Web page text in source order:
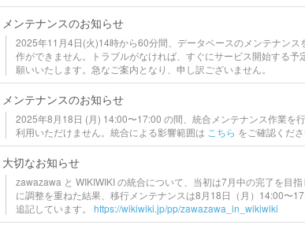
メンテナンスのお知らせ
2025年11月4日(火)14時から60分間、データベースのメンテナン
作ができません。トラブルがなければ、すぐにサービス開始する
願いいたします。急なご案内となり、申し訳ございません。
メンテナンスのお知らせ
2025年8月18日 (月) 14:00〜17:00 の間、統合メンテナンス作業を
利用いただけません。統合による影響範囲は こちら をご確認くださ
大切なお知らせ
zawazawa と WIKIWIKI の統合について、当初は7月中の完了を目
に調整を重ねた結果、移行メンテナンスは8月18日（月）14:00〜
追記しています。 https://wikiwiki.jp/pp/zawazawa_in_wikiwiki